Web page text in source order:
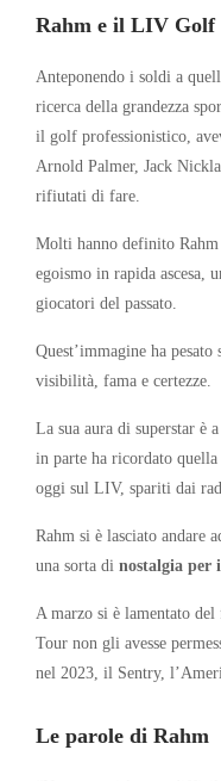
Rahm e il LIV Golf
Anteponendo i soldi a
ricerca della grandezza
il golf professionistico,
Arnold Palmer, Jack
rifiutati di fare.
Molti hanno definito Rahm
egoismo in rapida ascesa,
giocatori del passato.
Quest’immagine ha
visibilità, fama e certezze.
La sua aura di superstar è
in parte ha ricordato
oggi sul LIV, spariti dai
Rahm si è lasciato andare
una sorta di nostalgia per
A marzo si è lamentato del
Tour non gli avesse
nel 2023, il Sentry,
Le parole di Rahm